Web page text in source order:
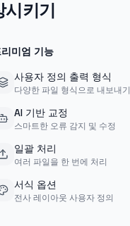
시키기
미엄 기능
사용자 정의 출력 형식
다양한 파일 형식으로 내보내기
AI 기반 교정
스마트한 오류 감지 및 수정
일괄 처리
여러 파일을 한 번에 처리
서식 옵션
전사 레이아웃 사용자 정의